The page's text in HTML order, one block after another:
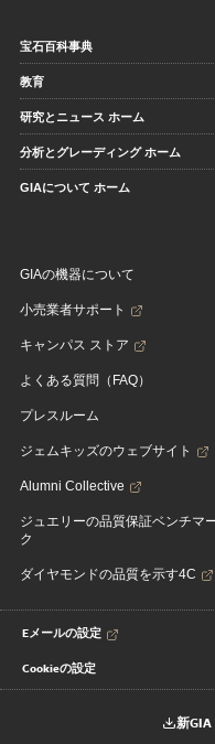
宝石百科事典
教育
研究とニュース ホーム
分析とグレーディング ホーム
GIAについて ホーム
GIAの機器について
小売業者サポート
キャンパス ストア
よくある質問（FAQ）
プレスルーム
ジェムキッズのウェブサイト
Alumni Collective
ジュエリーの品質保証ベンチマ
ク
ダイヤモンドの品質を示す4C
Eメールの設定
Cookieの設定
新